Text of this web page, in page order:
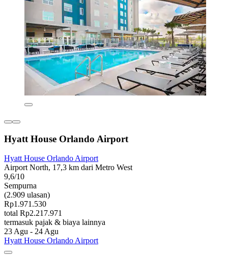
Hyatt House Orlando Airport
Hyatt House Orlando Airport
Airport North, 17,3 km dari Metro West
9,6/10
Sempurna
(2.909 ulasan)
Rp1.971.530
total Rp2.217.971
termasuk pajak & biaya lainnya
23 Agu - 24 Agu
Hyatt House Orlando Airport